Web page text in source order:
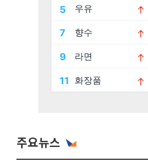
주요뉴스